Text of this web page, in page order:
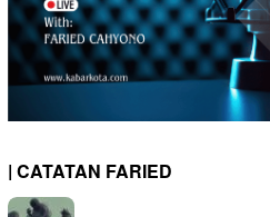
| CATATAN FARIED